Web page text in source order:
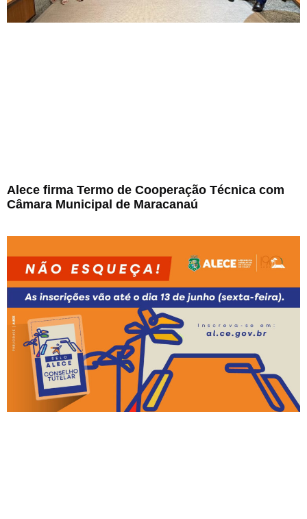
Alece firma Termo de Cooperação Técnica com
Câmara Municipal de Maracanaú